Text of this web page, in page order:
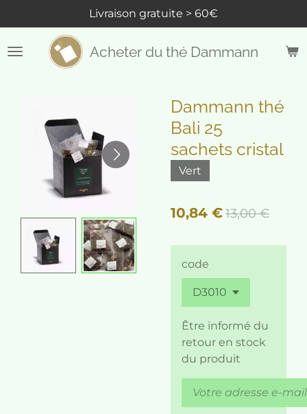
au
contenu
principal
Acheter du thé Dammann
Livraison gratuite > 60€
Dammann thé
Bali 25
sachets cristal
Vert
10,84 €13,00 €
code
Être informé du
retour en stock
du produit